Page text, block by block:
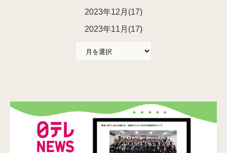
2023年12月(17)
2023年11月(17)